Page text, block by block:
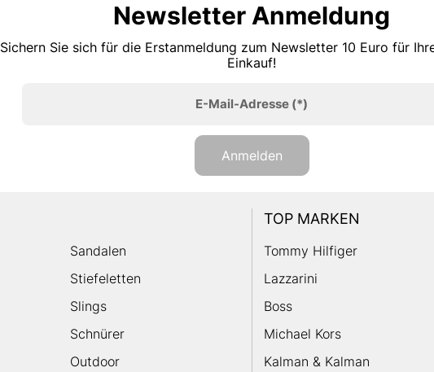
Newsletter Anmeldung
Sichern Sie sich für die Erstanmeldung zum Newsletter 10 Euro für
Einkauf!
E-Mail-Adresse(*)
Anmelden
Sandalen
Stiefeletten
Slings
Schnürer
Outdoor
TOP MARKEN
Tommy Hilfiger
Lazzarini
Boss
Michael Kors
Kalman & Kalman